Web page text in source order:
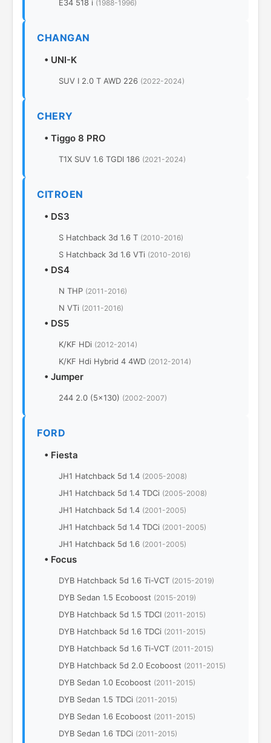
E34 518 i (1988-1996)
CHANGAN
• UNI-K
SUV I 2.0 T AWD 226 (2022-2024)
CHERY
• Tiggo 8 PRO
T1X SUV 1.6 TGDI 186 (2021-2024)
CITROEN
• DS3
S Hatchback 3d 1.6 T (2010-2016)
S Hatchback 3d 1.6 VTi (2010-2016)
• DS4
N THP (2011-2016)
N VTi (2011-2016)
• DS5
K/KF HDi (2012-2014)
K/KF Hdi Hybrid 4 4WD (2012-2014)
• Jumper
244 2.0 (5x130) (2002-2007)
FORD
• Fiesta
JH1 Hatchback 5d 1.4 (2005-2008)
JH1 Hatchback 5d 1.4 TDCi (2005-2008)
JH1 Hatchback 5d 1.4 (2001-2005)
JH1 Hatchback 5d 1.4 TDCi (2001-2005)
JH1 Hatchback 5d 1.6 (2001-2005)
• Focus
DYB Hatchback 5d 1.6 Ti-VCT (2015-2019)
DYB Sedan 1.5 Ecoboost (2015-2019)
DYB Hatchback 5d 1.5 TDCI (2011-2015)
DYB Hatchback 5d 1.6 TDCi (2011-2015)
DYB Hatchback 5d 1.6 Ti-VCT (2011-2015)
DYB Hatchback 5d 2.0 Ecoboost (2011-2015)
DYB Sedan 1.0 Ecoboost (2011-2015)
DYB Sedan 1.5 TDCi (2011-2015)
DYB Sedan 1.6 Ecoboost (2011-2015)
DYB Sedan 1.6 TDCi (2011-2015)